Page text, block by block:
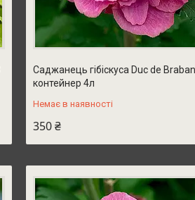
Саджанець гібіскуса Duc de
контейнер 4л
Немає в наявності
350 ₴